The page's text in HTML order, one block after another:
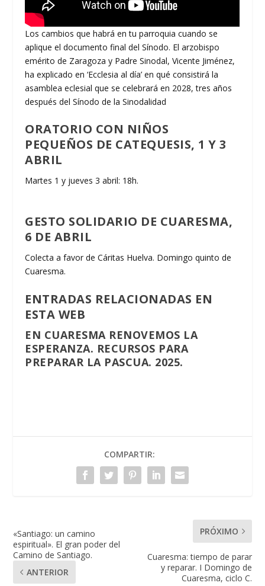
Los cambios que habrá en tu parroquia cuando se
aplique el documento final del Sínodo. El arzobispo
emérito de Zaragoza y Padre Sinodal, Vicente Jiménez,
ha explicado en ‘Ecclesia al día’ en qué consistirá la
asamblea eclesial que se celebrará en 2028, tres años
después del Sínodo de la Sinodalidad
ORATORIO CON NIÑOS
PEQUEÑOS DE CATEQUESIS, 1 Y 3
ABRIL
Martes 1 y jueves 3 abril: 18h.
GESTO SOLIDARIO DE CUARESMA,
6 DE ABRIL
Colecta a favor de Cáritas Huelva. Domingo quinto de
Cuaresma.
ENTRADAS RELACIONADAS EN
ESTA WEB
EN CUARESMA RENOVEMOS LA
ESPERANZA. RECURSOS PARA
PREPARAR LA PASCUA. 2025.
COMPARTIR:
«Santiago: un camino
espiritual». El gran poder del
Camino de Santiago.
ANTERIOR
PRÓXIMO
Cuaresma: tiempo de parar
y reparar. I Domingo de
Cuaresma, ciclo C.